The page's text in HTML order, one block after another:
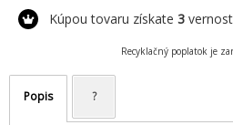
Kúpou tovaru získate 3
Recyklačný poplatok je
Popis ?